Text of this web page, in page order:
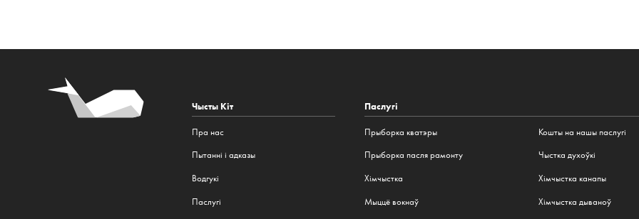
Чысты Кіт
Пра нас
Пытанні і адказы
Водгукі
Паслугі
Паслугі
Прыборка кватэры
Прыборка пасля рамонту
Хімчыстка
Мыццё вокнаў
Кошты на нашы паслугі
Чыстка духоўкі
Хімчыстка канапы
Хімчыстка дываноў